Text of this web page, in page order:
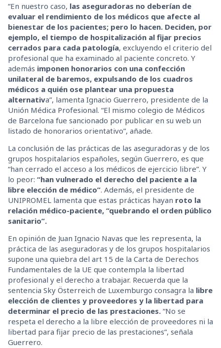
“En nuestro caso, las aseguradoras no deberían de
evaluar el rendimiento de los médicos que afecte al
bienestar de los pacientes; pero lo hacen. Deciden, por
ejemplo, el tiempo de hospitalización al fijar precios
cerrados para cada patología, excluyendo el criterio del
profesional que ha examinado al paciente concreto. Y
además imponen honorarios con una confección
unilateral de baremos, expulsando de los cuadros
médicos a quién ose plantear una propuesta
alternativa”, lamenta Ignacio Guerrero, presidente de la
Unión Médica Profesional. “El mismo colegio de Médicos
de Barcelona fue sancionado por publicar en su web un
listado de honorarios orientativo”, añade.
La conclusión de las prácticas de las aseguradoras y de los
grupos hospitalarios españoles, según Guerrero, es que
“han cerrado el acceso a los médicos de ejercicio libre”. Y
lo peor: “han vulnerado el derecho del paciente a la
libre elección de médico”. Además, el presidente de
UNIPROMEL lamenta que estas prácticas hayan roto la
relación médico-paciente, “quebrando el orden público
sanitario”.
En opinión de Juan Ignacio Navas que les representa, la
práctica de las aseguradoras y de los grupos hospitalarios
supone una quiebra del art 15 de la Carta de Derechos
Fundamentales de la UE que contempla la libertad
profesional y el derecho a trabajar. Recuerda que la
sentencia Sky Österreich de Luxemburgo consagra la libre
elección de clientes y proveedores y la libertad para
determinar el precio de las prestaciones. “No se
respeta el derecho a la libre elección de proveedores ni la
libertad para fijar precio de las prestaciones”, señala
Guerrero.